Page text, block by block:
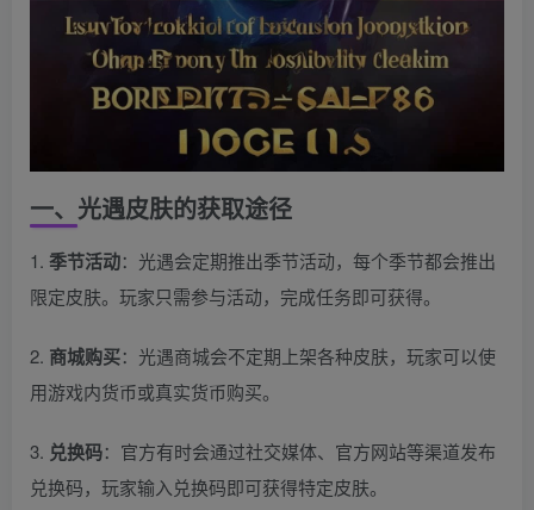
一、光遇皮肤的获取途径
1. 季节活动：光遇会定期推出季节活动，每个季节都会推出
限定皮肤。玩家只需参与活动，完成任务即可获得。
2. 商城购买：光遇商城会不定期上架各种皮肤，玩家可以使
用游戏内货币或真实货币购买。
3. 兑换码：官方有时会通过社交媒体、官方网站等渠道发布
兑换码，玩家输入兑换码即可获得特定皮肤。